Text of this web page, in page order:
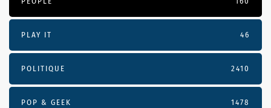
PLAY IT 46
POLITIQUE 2410
POP & GEEK 1478